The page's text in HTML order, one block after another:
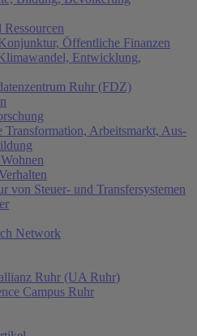
Öffentliche Finanzen
Entwicklung,
Ruhr (FDZ)
Transformation, Arbeitsmarkt, Aus-
von Steuer- und Transfersystemen
Network
Ruhr (UA Ruhr)
Campus Ruhr